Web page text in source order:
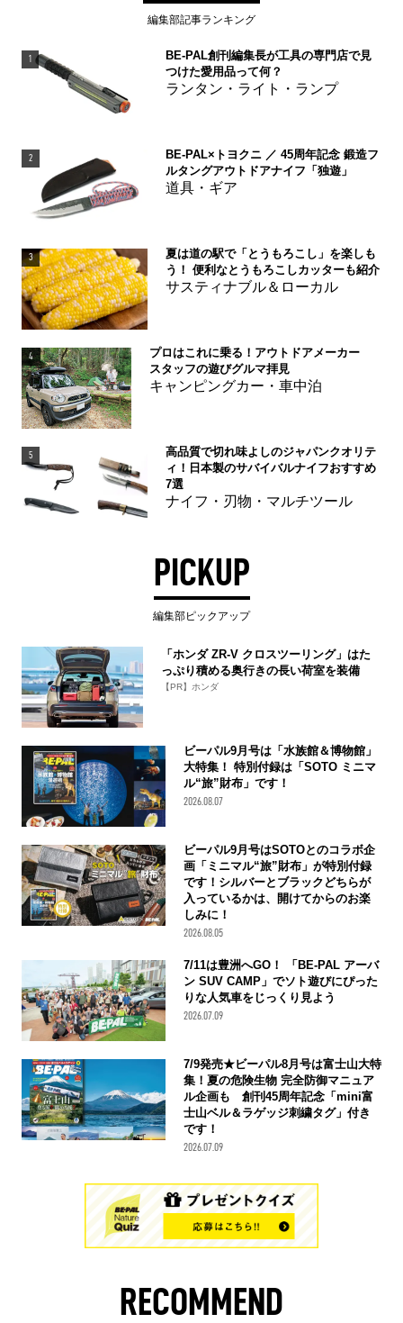
編集部記事ランキング
1
BE-PAL創刊編集長が工具の専門店で見
つけた愛用品って何？
ランタン・ライト・ランプ
2
BE-PAL×トヨクニ ／ 45周年記念 鍛造フ
ルタングアウトドアナイフ「独遊」
道具・ギア
3
夏は道の駅で「とうもろこし」を楽しも
う！ 便利なとうもろこしカッターも紹介
サスティナブル＆ローカル
4
プロはこれに乗る！アウトドアメーカー
スタッフの遊びグルマ拝見
キャンピングカー・車中泊
5
高品質で切れ味よしのジャパンクオリテ
ィ！日本製のサバイバルナイフおすすめ
7選
ナイフ・刃物・マルチツール
PICKUP
編集部ピックアップ
「ホンダ ZR-V クロスツーリング」はた
っぷり積める奥行きの長い荷室を装備
【PR】ホンダ
ビーパル9月号は「水族館＆博物館」
大特集！ 特別付録は「SOTO ミニマ
ル“旅”財布」です！
2026.08.07
ビーパル9月号はSOTOとのコラボ企
画「ミニマル“旅”財布」が特別付録
です！シルバーとブラックどちらが
入っているかは、開けてからのお楽
しみに！
2026.08.05
7/11は豊洲へGO！ 「BE-PAL アーバ
ン SUV CAMP」でソト遊びにぴった
りな人気車をじっくり見よう
2026.07.09
7/9発売★ビーパル8月号は富士山大特
集！夏の危険生物 完全防御マニュア
ル企画も 創刊45周年記念「mini富
士山ベル＆ラゲッジ刺繍タグ」付き
です！
2026.07.09
RECOMMEND